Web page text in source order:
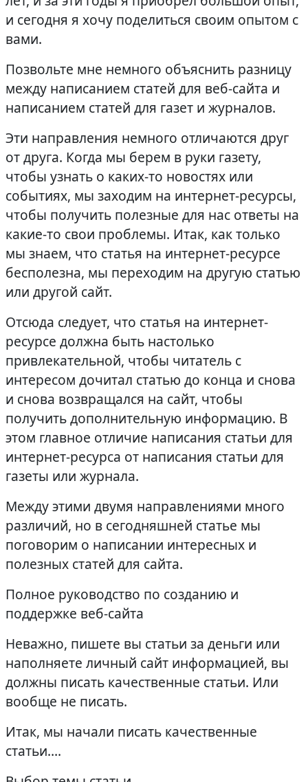
и сегодня я хочу поделиться своим опытом с
вами.
Позвольте мне немного объяснить разницу
между написанием статей для веб-сайта и
написанием статей для газет и журналов.
Эти направления немного отличаются друг
от друга. Когда мы берем в руки газету,
чтобы узнать о каких-то новостях или
событиях, мы заходим на интернет-ресурсы,
чтобы получить полезные для нас ответы на
какие-то свои проблемы. Итак, как только
мы знаем, что статья на интернет-ресурсе
бесполезна, мы переходим на другую статью
или другой сайт.
Отсюда следует, что статья на интернет-
ресурсе должна быть настолько
привлекательной, чтобы читатель с
интересом дочитал статью до конца и снова
и снова возвращался на сайт, чтобы
получить дополнительную информацию. В
этом главное отличие написания статьи для
интернет-ресурса от написания статьи для
газеты или журнала.
Между этими двумя направлениями много
различий, но в сегодняшней статье мы
поговорим о написании интересных и
полезных статей для сайта.
Полное руководство по созданию и
поддержке веб-сайта
Неважно, пишете вы статьи за деньги или
наполняете личный сайт информацией, вы
должны писать качественные статьи. Или
вообще не писать.
Итак, мы начали писать качественные
статьи….